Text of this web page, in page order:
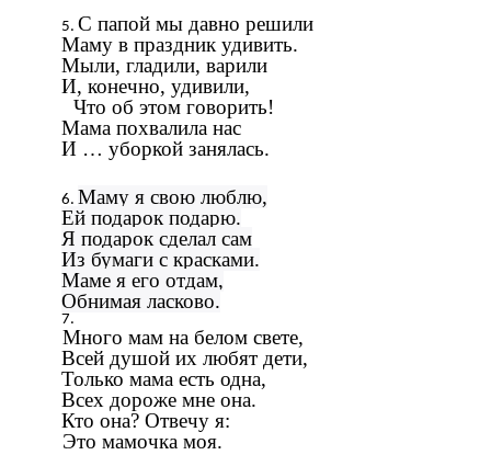
С папой мы давно решили
Маму в праздник удивить.
Мыли, гладили, варили
И, конечно, удивили,
Что об этом говорить!
Мама похвалила нас
И … уборкой занялась.
Маму я свою люблю,
Ей подарок подарю.
Я подарок сделал сам
Из бумаги с красками.
Маме я его отдам,
Обнимая ласково.
Много мам на белом свете,
Всей душой их любят дети,
Только мама есть одна,
Всех дороже мне она.
Кто она? Отвечу я:
Это мамочка моя.